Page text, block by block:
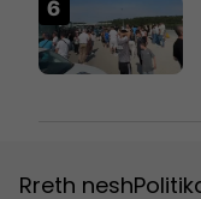
Rreth nesh